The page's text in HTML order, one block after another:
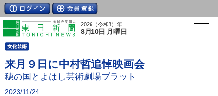
2026（令和8）年
8月10日 月曜日
来月９日に中村哲追悼映画会
穂の国とよはし芸術劇場プラット
2023/11/24